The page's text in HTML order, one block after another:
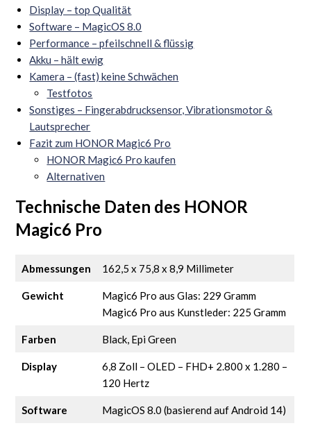
Display – top Qualität
Software – MagicOS 8.0
Performance – pfeilschnell & flüssig
Akku – hält ewig
Kamera – (fast) keine Schwächen
Testfotos
Sonstiges – Fingerabdrucksensor, Vibrationsmotor &
Lautsprecher
Fazit zum HONOR Magic6 Pro
HONOR Magic6 Pro kaufen
Alternativen
Technische Daten des HONOR
Magic6 Pro
Abmessungen 162,5 x 75,8 x 8,9 Millimeter
Gewicht
Magic6 Pro aus Glas: 229 Gramm
Magic6 Pro aus Kunstleder: 225 Gramm
Farben Black, Epi Green
Display
6,8 Zoll – OLED – FHD+ 2.800 x 1.280 –
120 Hertz
Software MagicOS 8.0 (basierend auf Android 14)